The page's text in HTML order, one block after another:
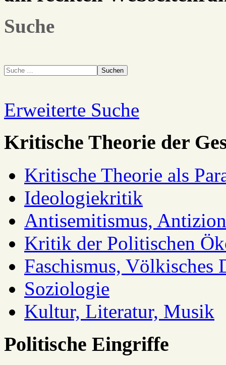
Suche
Suchen
Erweiterte Suche
Kritische Theorie der
Kritische Theorie als
Ideologiekritik
Antisemitismus,
Kritik der Politischen
Faschismus, Völkisches
Soziologie
Kultur, Literatur, Musik
Politische Eingriffe